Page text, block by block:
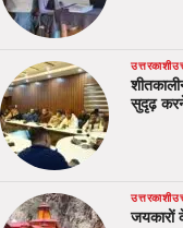
उत्तरकाशी
सुदृढ़
उत्तरकाशी
जयकारों